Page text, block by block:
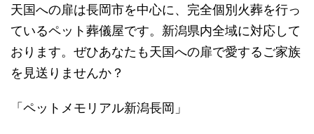
天国への扉は長岡市を中心に、完全個別火葬を行っ
ているペット葬儀屋です。新潟県内全域に対応して
おります。ぜひあなたも天国への扉で愛するご家族
を見送りませんか？
「ペットメモリアル新潟長岡」